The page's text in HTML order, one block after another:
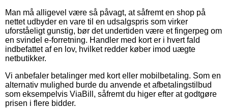
Man må alligevel være så påvagt, at såfremt en shop på
nettet udbyder en vare til en udsalgspris som virker
uforståeligt gunstig, bør det undertiden være et fingerpeg om
en svindel e-forretning. Handler med kort er i hvert fald
indbefattet af en lov, hvilket redder køber imod uægte
netbutikker.
Vi anbefaler betalinger med kort eller mobilbetaling. Som en
alternativ mulighed burde du anvende et afbetalingstilbud
som eksempelvis ViaBill, såfremt du higer efter at godtgøre
prisen i flere bidder.